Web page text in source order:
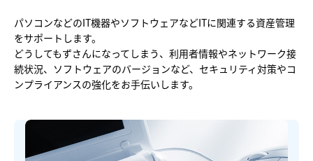
パソコンなどのIT機器やソフトウェアなどITに関連する資産管理
をサポートします。
どうしてもずさんになってしまう、利用者情報やネットワーク接
続状況、ソフトウェアのバージョンなど、セキュリティ対策やコ
ンプライアンスの強化をお手伝いします。